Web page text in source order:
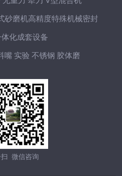
砂磨机高精度特殊机械密封
化成套设备
嘴 实验 不锈钢 胶体磨
微信咨询